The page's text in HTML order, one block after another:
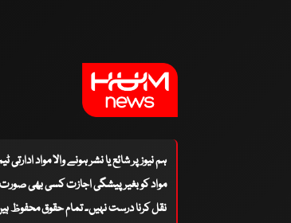
ہم نیوز پر شائع یا نشر ہونے والا مواد
مواد کو بغیر پیشگی اجازت کسی بھی
نقل کرنا درست نہیں۔ تمام حقوق محفوظ ہیں ©